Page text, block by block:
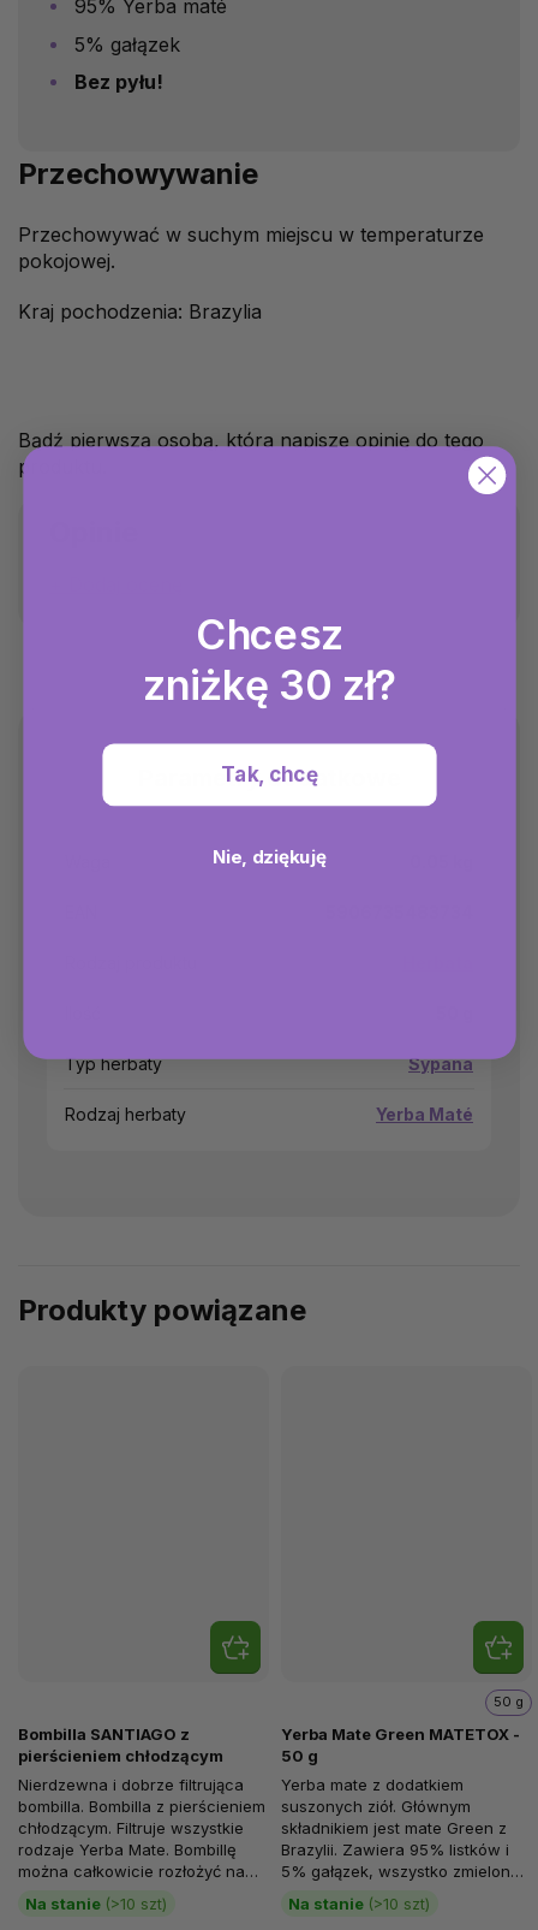
95% Yerba maté
5% gałązek
Bez pyłu!
Przechowywanie
Przechowywać w suchym miejscu w temperaturze
pokojowej.
Kraj pochodzenia: Brazylia
Bądź pierwszą osobą, która napisze opinię do tego
produktu.
Parametry dodatkowe
Typ herbaty Sypana
Rodzaj herbaty Yerba Maté
Produkty powiązane
Bombilla SANTIAGO z
pierścieniem chłodzącym
Na stanie (>10 szt)
Nierdzewna i dobrze filtrująca
bombilla. Bombilla z pierścieniem
chłodzącym. Filtruje wszystkie
rodzaje Yerba Mate. Bombillę
można całkowicie rozłożyć na
Yerba Mate Green MATETOX -
50 g
Na stanie (>10 szt)
50 g
Yerba mate z dodatkiem
suszonych ziół. Głównym
składnikiem jest mate Green z
Brazylii. Zawiera 95% listków i
5% gałązek, wszystko zmielone
na grubość 5 mm w bardzo
wysokiej...
Chcesz
zniżkę 30 zł?
Tak, chcę
Nie, dziękuję